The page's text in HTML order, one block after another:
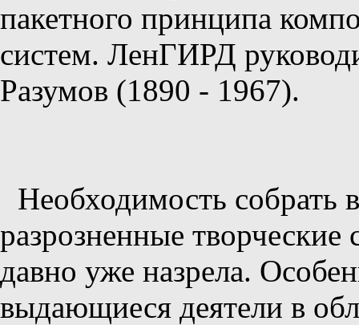
пакетного принципа
систем. ЛенГИРД
Разумов (1890 - 1967).
Необходимость собрать
разрозненные творческие
давно уже назрела.
выдающиеся деятели в